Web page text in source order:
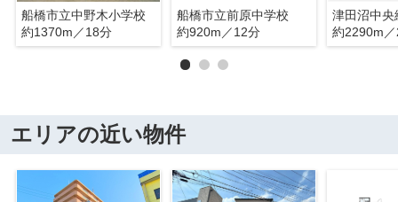
船橋市立中野木小学校
約1370m／18分
船橋市立前原中学校
約920m／12分
津田沼中央
約2290m
エリアの近い物件